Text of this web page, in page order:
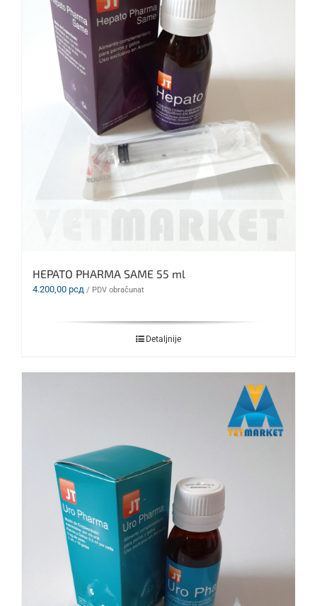
HEPATO PHARMA SAME 55 ml
4.200,00 рсд / PDV obračunat
Detaljnije